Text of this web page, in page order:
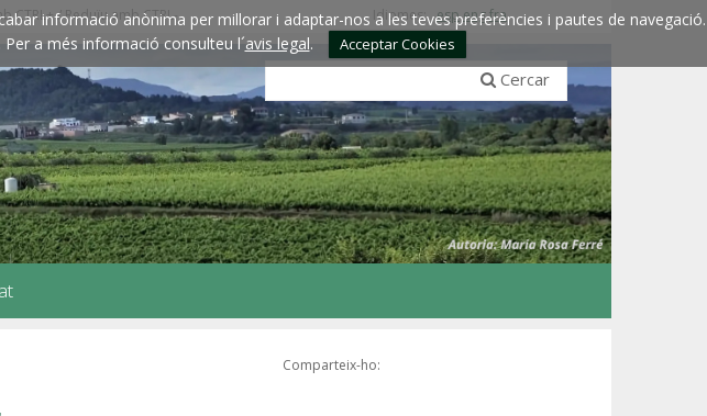
informació anònima per millorar i adaptar-nos a les teves preferències i pautes de navegació.
a més informació consulteu l´avis legal. Acceptar Cookies
CTRL+ / Reduïu amb CTRL- Idiomes:esp engfra
Cercar
Comparteix-ho: